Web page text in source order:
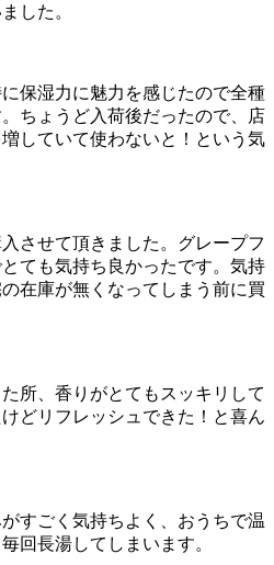
した。
保湿力に魅力を感じたので全種
ちょうど入荷後だったので、店
していて使わないと！という気
させて頂きました。グレープフ
ても気持ち良かったです。気持
在庫が無くなってしまう前に買
所、香りがとてもスッキリして
どリフレッシュできた！と喜ん
すごく気持ちよく、おうちで温
回長湯してしまいます。